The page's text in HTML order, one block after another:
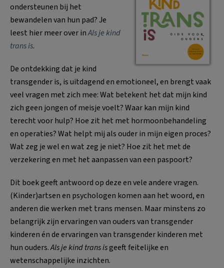
ondersteunen bij het
bewandelen van hun pad? Je
leest hier meer over inAls je kind
trans is.
De ontdekking dat je kind
transgender is, is uitdagend en emotioneel, en brengt vaak
veel vragen met zich mee: Wat betekent het dat mijn kind
zich geen jongen of meisje voelt? Waar kan mijn kind
terecht voor hulp? Hoe zit het met hormoonbehandeling
en operaties? Wat helpt mij als ouder in mijn eigen proces?
Wat zeg je wel en wat zeg je niet? Hoe zit het met de
verzekering en met het aanpassen van een paspoort?
Dit boek geeft antwoord op deze en vele andere vragen.
(Kinder)artsen en psychologen komen aan het woord, en
anderen die werken met trans mensen. Maar minstens zo
belangrijk zijn ervaringen van ouders van transgender
kinderen én de ervaringen van transgender kinderen met
hun ouders.Als je kind trans isgeeft feitelijke en
wetenschappelijke inzichten.